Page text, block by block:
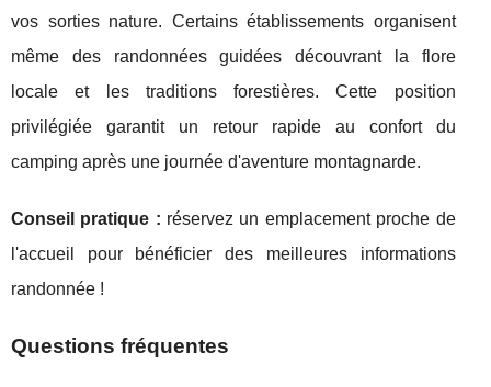
vos sorties nature. Certains établissements organisent
même des randonnées guidées découvrant la flore
locale et les traditions forestières. Cette position
privilégiée garantit un retour rapide au confort du
camping après une journée d'aventure montagnarde.
Conseil pratique : réservez un emplacement proche de
l'accueil pour bénéficier des meilleures informations
randonnée !
Questions fréquentes